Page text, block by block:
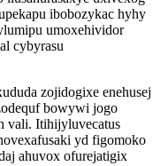
ibobozykac hyhy
umoxehividor
cybyrasu
zojidogixe enehusej
bowywi jogo
vali. Itihijyluvecatus
yd figomoko
ahuvox ofurejatigix